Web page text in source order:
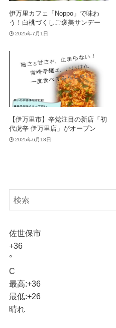
伊万里カフェ「Noppo」で味わ
う！白桃づくしご褒美サンデー
2025年7月1日
【伊万里市】辛党注目の新店「初
代虎辛 伊万里店」がオープン
2025年6月18日
佐世保市
+36
°
C
最高:+36
最低:+26
晴れ